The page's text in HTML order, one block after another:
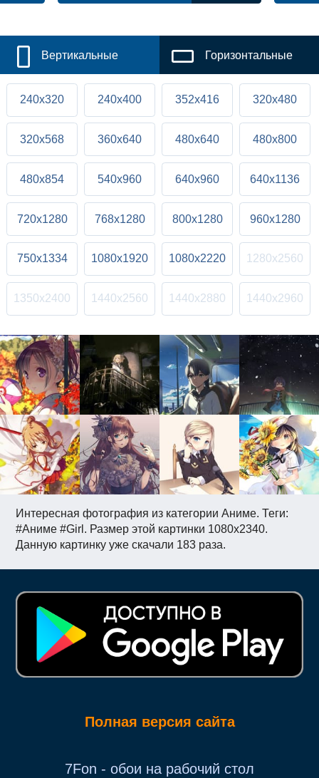
Интересная фотография из категории Аниме. Теги:
#Аниме #Girl. Размер этой картинки 1080x2340.
Данную картинку уже скачали 183 раза.
Вертикальные Горизонтальные
240x320 240x400 352x416 320x480
320x568 360x640 480x640 480x800
480x854 540x960 640x960 640x1136
720x1280 768x1280 800x1280 960x1280
750x1334 1080x1920 1080x2220 1280x2560
1350x2400 1440x2560 1440x2880 1440x2960
Полная версия сайта
7Fon - обои на рабочий стол